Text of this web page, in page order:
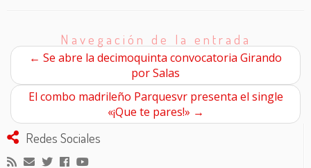
Navegación de la entrada
← Se abre la decimoquinta convocatoria Girando
por Salas
El combo madrileño Parquesvr presenta el single
«¡Que te pares!» →
Redes Sociales